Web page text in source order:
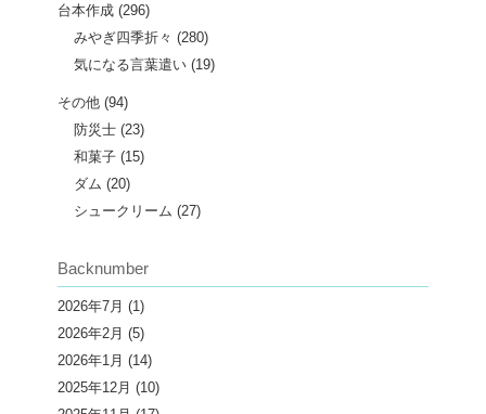
台本作成(296)
みやぎ四季折々 (280)
気になる言葉遣い(19)
その他(94)
防災士(23)
和菓子(15)
ダム (20)
シュークリーム (27)
Backnumber
2026年7月 (1)
2026年2月 (5)
2026年1月 (14)
2025年12月 (10)